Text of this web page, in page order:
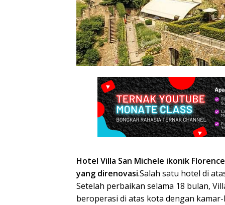
pesiar,
Hotel Villa San Michele ikonik
yang direnovasi.Salah satu hotel di
Setelah perbaikan selama 18 bulan,
beroperasi di atas kota dengan